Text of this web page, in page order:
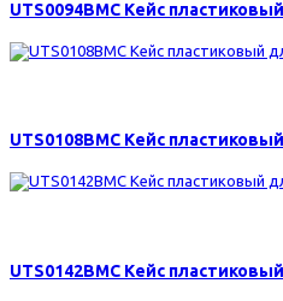
UTS0094BMC Кейс
UTS0108BMC Кейс
UTS0142BMC Кейс